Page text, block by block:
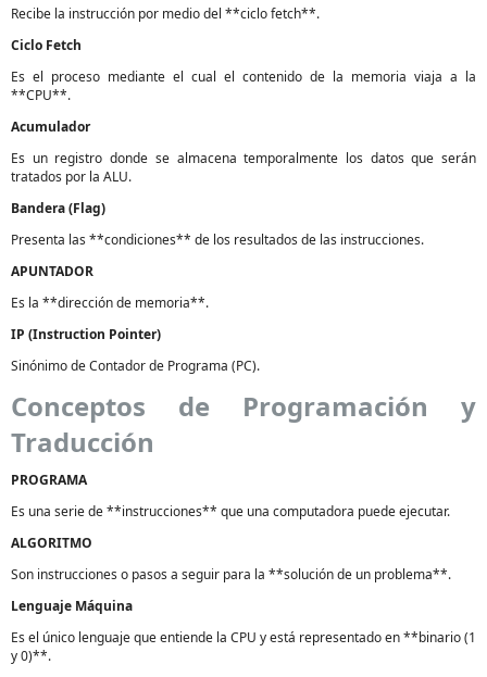
Recibe la instrucción por medio del **ciclo fetch**.
Ciclo Fetch
Es el proceso mediante el cual el contenido de la memoria viaja a la
**CPU**.
Acumulador
Es un registro donde se almacena temporalmente los datos que serán
tratados por la ALU.
Bandera (Flag)
Presenta las **condiciones** de los resultados de las instrucciones.
APUNTADOR
Es la **dirección de memoria**.
IP (Instruction Pointer)
Sinónimo de Contador de Programa (PC).
Conceptos de Programación y
Traducción
PROGRAMA
Es una serie de **instrucciones** que una computadora puede ejecutar.
ALGORITMO
Son instrucciones o pasos a seguir para la **solución de un problema**.
Lenguaje Máquina
Es el único lenguaje que entiende la CPU y está representado en **binario (1
y 0)**.